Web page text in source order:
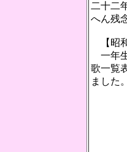
二十二
へん残
【昭
一年
歌一覧
ました